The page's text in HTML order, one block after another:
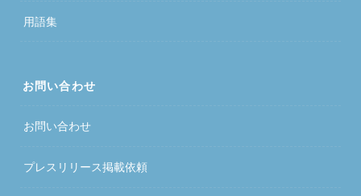
用語集
お問い合わせ
お問い合わせ
プレスリリース掲載依頼